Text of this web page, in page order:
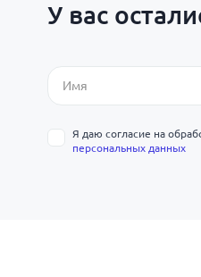
У вас
Я даю согласие на
персональных данных